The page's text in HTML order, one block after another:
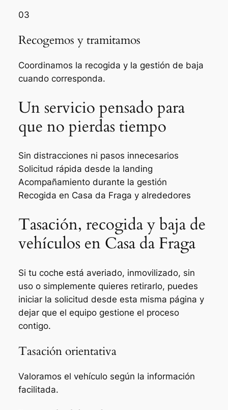
03
Recogemos y tramitamos
Coordinamos la recogida y la gestión de baja
cuando corresponda.
Un servicio pensado para
que no pierdas tiempo
Sin distracciones ni pasos innecesarios
Solicitud rápida desde la landing
Acompañamiento durante la gestión
Recogida en Casa da Fraga y alrededores
Tasación, recogida y baja de
vehículos en Casa da Fraga
Si tu coche está averiado, inmovilizado, sin
uso o simplemente quieres retirarlo, puedes
iniciar la solicitud desde esta misma página y
dejar que el equipo gestione el proceso
contigo.
Tasación orientativa
Valoramos el vehículo según la información
facilitada.